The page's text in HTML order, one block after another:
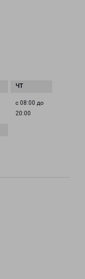
с 08:00 до
20:00